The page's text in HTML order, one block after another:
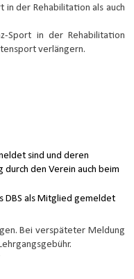
in der Rehabilitation als auch
Sport in der Rehabilitation
verlängern.
sind und deren
den Verein auch beim
DBS als Mitglied gemeldet
Bei verspäteter Meldung